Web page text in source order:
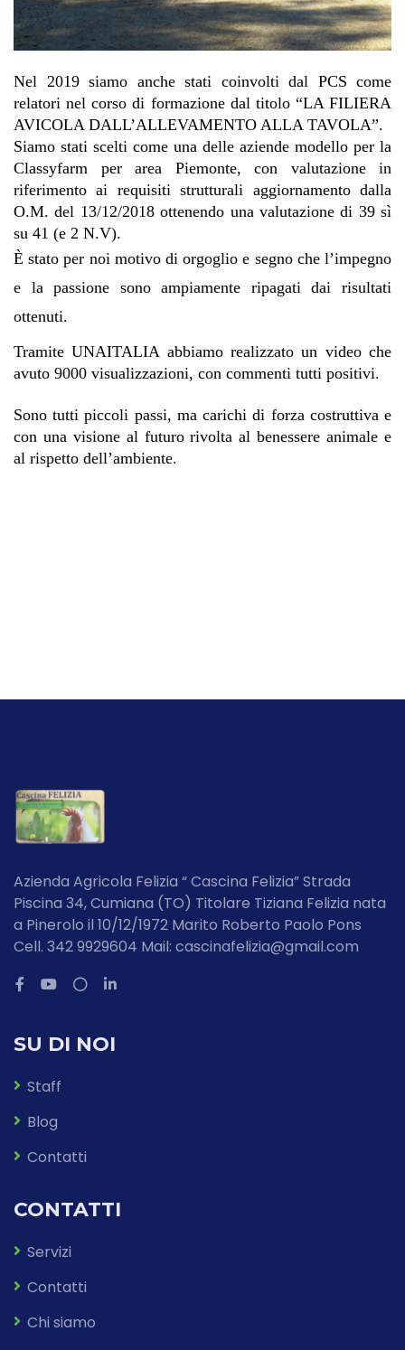
Nel 2019 siamo anche stati coinvolti dal PCS come
relatori nel corso di formazione dal titolo “LA FILIERA
AVICOLA DALL’ALLEVAMENTO ALLA TAVOLA”.
Siamo stati scelti come una delle aziende modello per la
Classyfarm per area Piemonte, con valutazione in
riferimento ai requisiti strutturali aggiornamento dalla
O.M. del 13/12/2018 ottenendo una valutazione di 39 sì
su 41 (e 2 N.V).
È stato per noi motivo di orgoglio e segno che l’impegno
e la passione sono ampiamente ripagati dai risultati
ottenuti.
Tramite UNAITALIA abbiamo realizzato un video che
avuto 9000 visualizzazioni, con commenti tutti positivi.
Sono tutti piccoli passi, ma carichi di forza costruttiva e
con una visione al futuro rivolta al benessere animale e
al rispetto dell’ambiente.
Azienda Agricola Felizia “ Cascina Felizia” Strada
Piscina 34, Cumiana (TO) Titolare Tiziana Felizia nata
a Pinerolo il 10/12/1972 Marito Roberto Paolo Pons
Cell. 342 9929604 Mail: cascinafelizia@gmail.com
SU DI NOI
Staff
Blog
Contatti
CONTATTI
Servizi
Contatti
Chi siamo